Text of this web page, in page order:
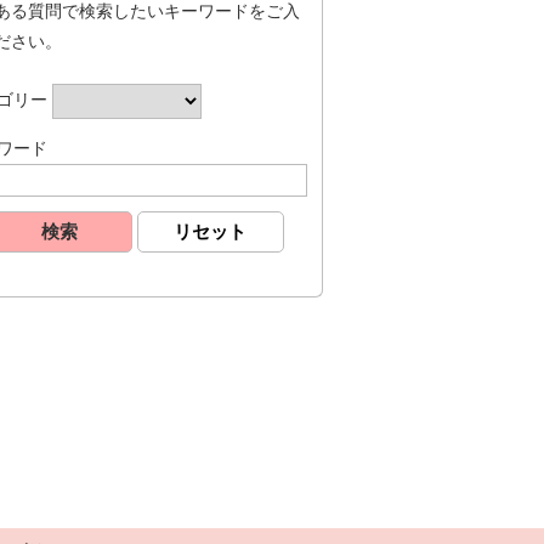
る質問で検索したいキーワードをご入
さい。
リー
ード